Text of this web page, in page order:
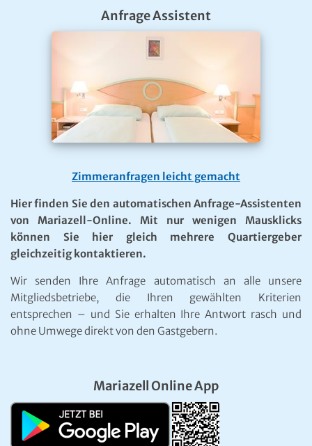
Anfrage Assistent
Zimmeranfragen leicht gemacht
Hier finden Sie den automatischen Anfrage-Assistenten
von Mariazell-Online. Mit nur wenigen Mausklicks
können Sie hier gleich mehrere Quartiergeber
gleichzeitig kontaktieren.
Wir senden Ihre Anfrage automatisch an alle unsere
Mitgliedsbetriebe, die Ihren gewählten Kriterien
entsprechen – und Sie erhalten Ihre Antwort rasch und
ohne Umwege direkt von den Gastgebern.
Mariazell Online App